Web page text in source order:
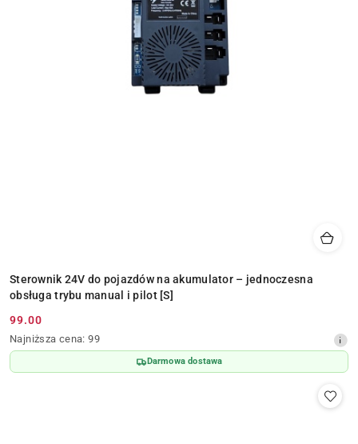
Sterownik 24V do pojazdów na akumulator – jednoczesna
obsługa trybu manual i pilot [S]
Cena
promocyjna:
99.00
Najniższa
cena
z
Najniższa cena: 99
Darmowa dostawa